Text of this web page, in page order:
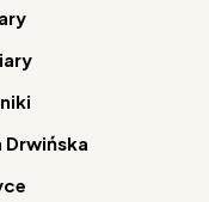
Drwińska